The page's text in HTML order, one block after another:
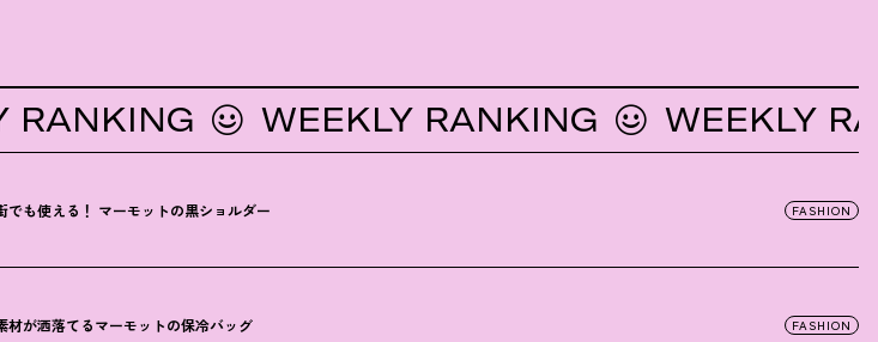
WEEKLY RANKING WEEKLY
でも使える ！ マーモットの黒ショルダー FASHION
材が洒落てるマーモットの保冷バッグ FASHION